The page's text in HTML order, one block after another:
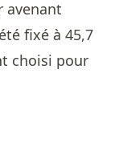
avenant
fixé à 45,7
choisi pour